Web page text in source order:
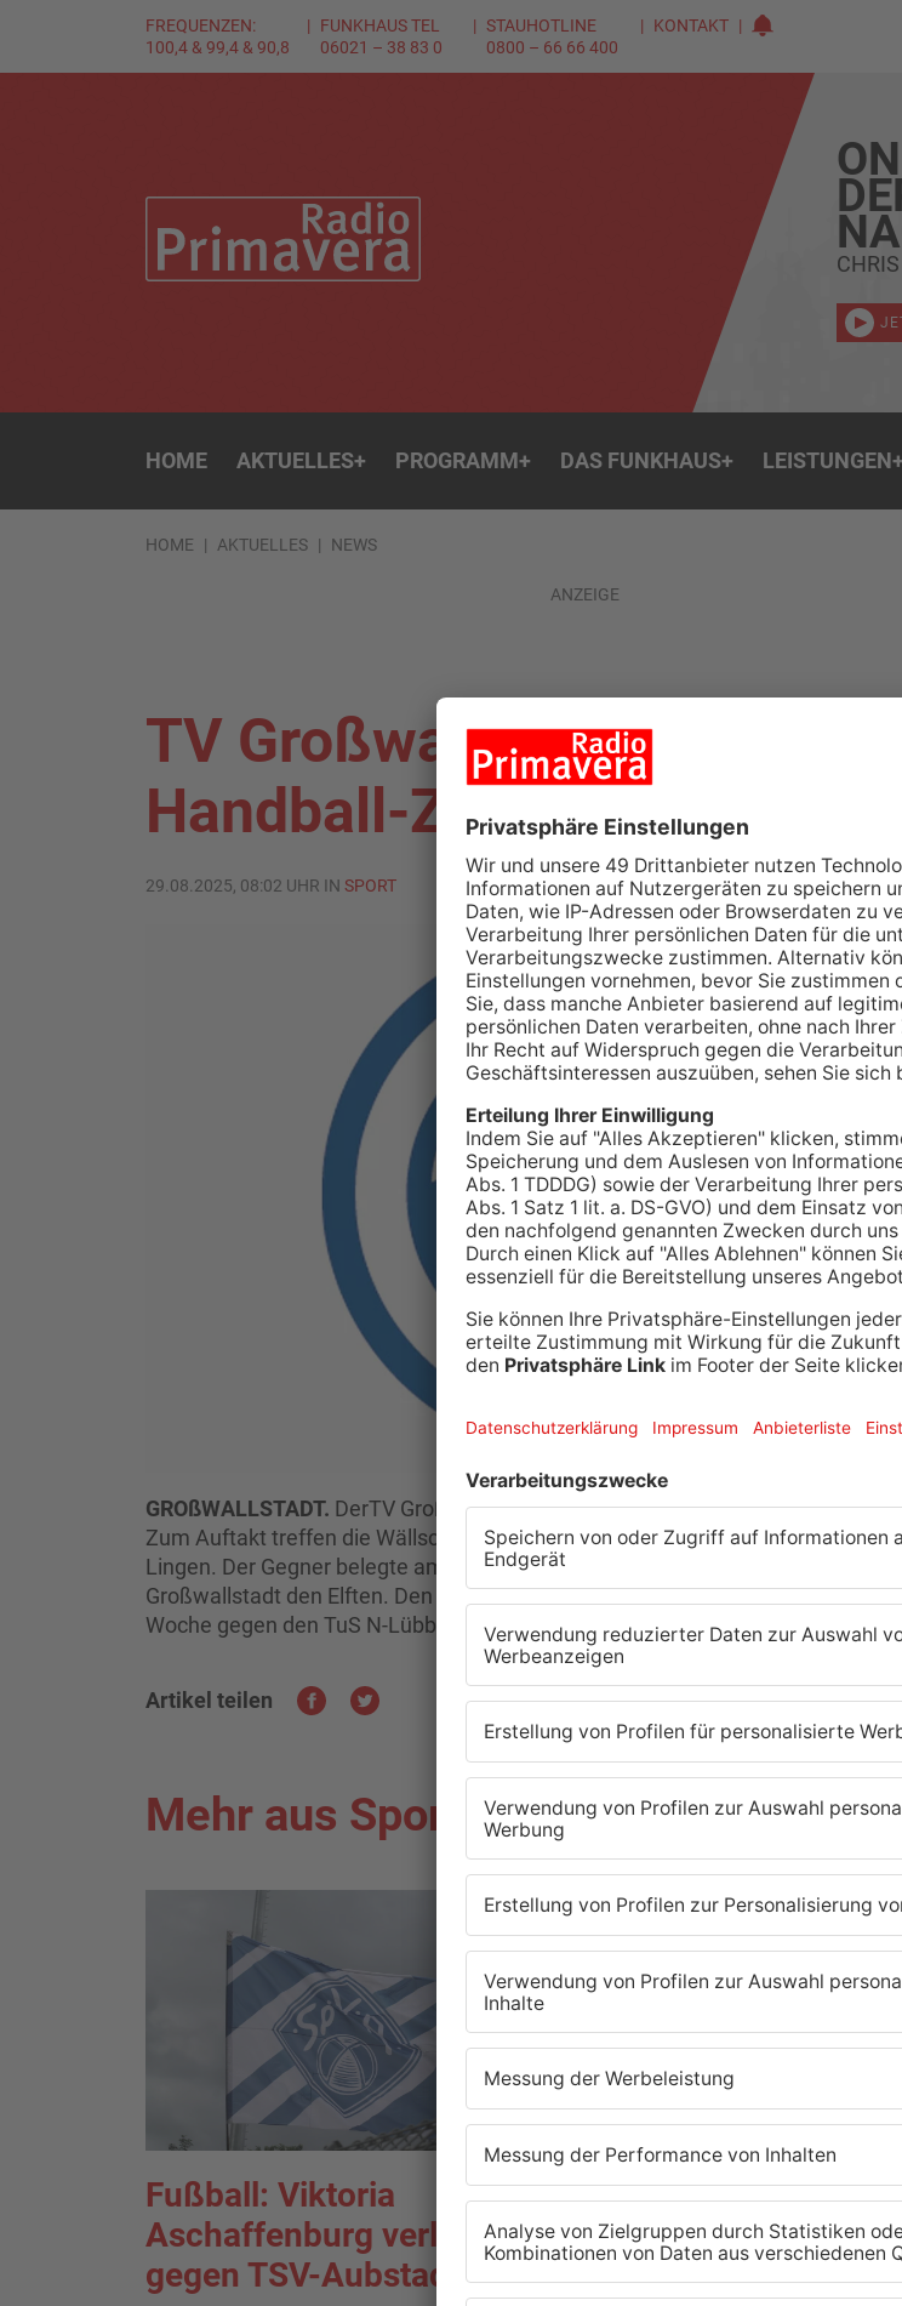
FREQUENZEN:
100,4 & 99,4 & 90,8
FUNKHAUS TEL
06021 – 38 83 0
STAUHOTLINE
0800 – 66 66 400
KONTAKT
HOME AKTUELLES+ PROGRAMM+ DAS FUNKHAUS+ LEISTUNGEN+
HOME AKTUELLES NEWS
ANZEIGE
TV Großwallstadt startet in
Handball-Zweitliga-Saison
29.08.2025, 08:02 UHR IN SPORT
GROßWALLSTADT. DerTV Großwallstadt startet heute in die Handball-
Zum Auftakt treffen die Wällschter auf einen Aufstiegsaspiranten, die HSG
Lingen. Der Gegner belegte am Ende der letzten Saison den siebten
Großwallstadt den Elften. Den Heimspielauftakt bestreiten die Blau-Weißen
Woche gegen den TuS N-Lübbecke.
Artikel teilen
Mehr aus Sport
Fußball: Viktoria
Aschaffenburg verliert
gegen TSV-Aubstadt
Sportergebnisse:
Großwallstadt
Untermain-Cup